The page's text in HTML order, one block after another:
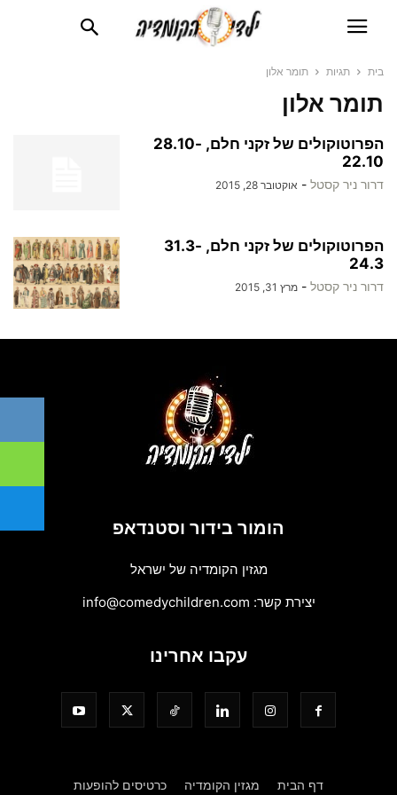
בית תגיות תומר אלון
תומר אלון
הפרוטוקולים של זקני חלם, 28.10-
22.10
דרור ניר קסטל - אוקטובר 28, 2015
הפרוטוקולים של זקני חלם, 31.3-
24.3
דרור ניר קסטל - מרץ 31, 2015
הומור בידור וסטנדאפ
מגזין הקומדיה של ישראל
יצירת קשר: info@comedychildren.com
עקבו אחרינו
דף הבית מגזין הקומדיה כרטיסים להופעות